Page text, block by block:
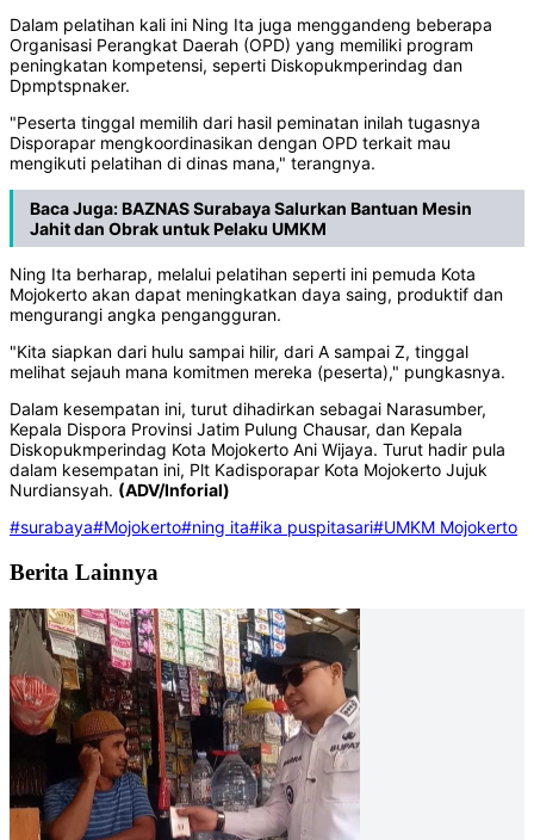
Dalam pelatihan kali ini Ning Ita juga menggandeng beberapa
Organisasi Perangkat Daerah (OPD) yang memiliki program
peningkatan kompetensi, seperti Diskopukmperindag dan
Dpmptspnaker.
"Peserta tinggal memilih dari hasil peminatan inilah tugasnya
Disporapar mengkoordinasikan dengan OPD terkait mau
mengikuti pelatihan di dinas mana," terangnya.
Baca Juga:BAZNAS Surabaya Salurkan Bantuan Mesin
Jahit dan Obrak untuk Pelaku UMKM
Ning Ita berharap, melalui pelatihan seperti ini pemuda Kota
Mojokerto akan dapat meningkatkan daya saing, produktif dan
mengurangi angka pengangguran.
"Kita siapkan dari hulu sampai hilir, dari A sampai Z, tinggal
melihat sejauh mana komitmen mereka (peserta)," pungkasnya.
Dalam kesempatan ini, turut dihadirkan sebagai Narasumber,
Kepala Dispora Provinsi Jatim Pulung Chausar, dan Kepala
Diskopukmperindag Kota Mojokerto Ani Wijaya. Turut hadir pula
dalam kesempatan ini, Plt Kadisporapar Kota Mojokerto Jujuk
Nurdiansyah. (ADV/Inforial)
#surabaya#Mojokerto#ning ita#ika puspitasari#UMKM Mojokerto
Berita Lainnya